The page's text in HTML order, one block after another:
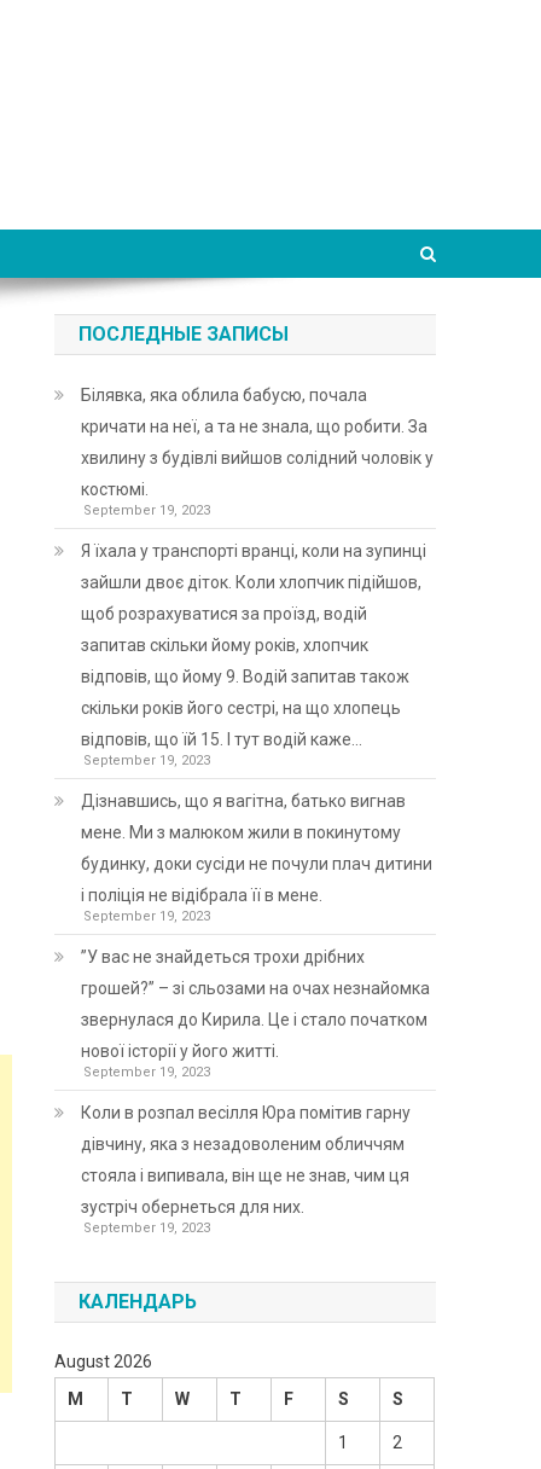
ПОСЛЕДНЫЕ ЗАПИСЫ
Білявка, яка облила бабусю, почала
кричати на неї, а та не знала, що робити. За
хвилину з будівлі вийшов солідний чоловік у
костюмі.
September 19, 2023
Я їхала у транспорті вранці, коли на зупинці
зайшли двоє діток. Коли хлопчик підійшов,
щоб розрахуватися за проїзд, водій
запитав скільки йому років, хлопчик
відповів, що йому 9. Водій запитав також
скільки років його сестрі, на що хлопець
відповів, що їй 15. І тут водій каже…
September 19, 2023
Дізнавшись, що я вагітна, батько вигнав
мене. Ми з малюком жили в покинутому
будинку, доки сусіди не почули плач дитини
і поліція не відібрала її в мене.
September 19, 2023
”У вас не знайдеться трохи дрібних
грошей?” – зі сльозами на очах незнайомка
звернулася до Кирила. Це і стало початком
нової історії у його житті.
September 19, 2023
Коли в розпал весілля Юра помітив гарну
дівчину, яка з незадоволеним обличчям
стояла і випивала, він ще не знав, чим ця
зустріч обернеться для них.
September 19, 2023
КАЛЕНДАРЬ
August 2026
M
T W T F S S
1 2